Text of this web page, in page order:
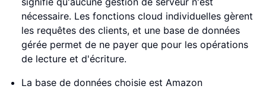
nécessaire. Les fonctions cloud individuelles gèrent
les requêtes des clients, et une base de données
gérée permet de ne payer que pour les opérations
de lecture et d'écriture.
La base de données choisie est Amazon